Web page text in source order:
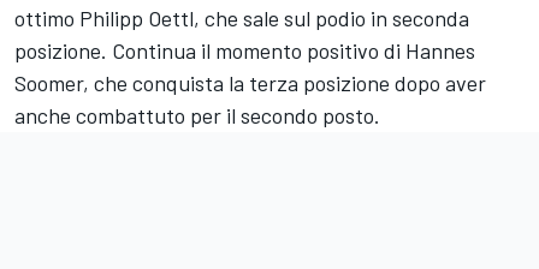
ottimo Philipp Oettl, che sale sul podio in seconda
posizione. Continua il momento positivo di Hannes
Soomer, che conquista la terza posizione dopo aver
anche combattuto per il secondo posto.